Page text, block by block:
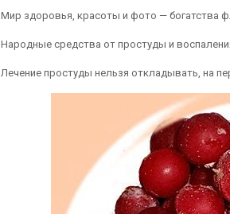
Мир здоровья, красоты и фото — богатства
Народные средства от простуды и
Лечение простуды нельзя откладывать, на